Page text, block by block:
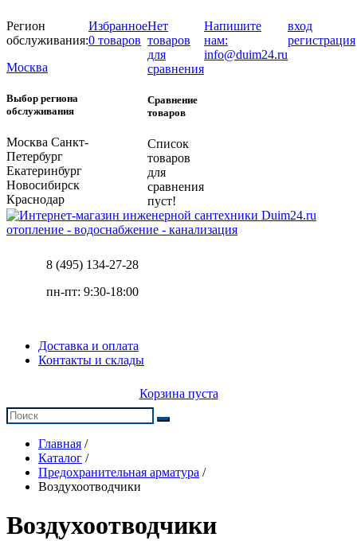
Регион
обслуживания:
Москва
Выбор региона
обслуживания
Москва Санкт-
Петербург
Екатеринбург
Новосибирск
Краснодар
Избранное
0 товаров
Нет
товаров
для
сравнения
Сравнение
товаров
Список
товаров
для
сравнения
пуст!
Напишите
нам:
info@duim24.ru
вход
регистрация
отопление - водоснабжение - канализация
8 (495) 134-27-28
пн-пт: 9:30-18:00
Доставка и оплата
Контакты и склады
Корзина пуста
Главная /
Каталог /
Предохранительная арматура /
Воздухоотводчики
Воздухоотводчики